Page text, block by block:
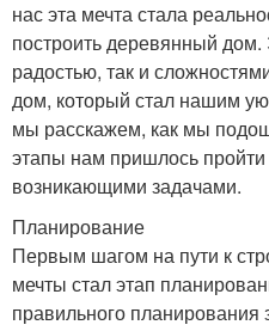
нас эта мечта стала
построить деревянный
радостью, так и
дом, который стал нашим
мы расскажем, как мы
этапы нам пришлось
возникающими задачами.
Планирование
Первым шагом на пути к
мечты стал этап
правильного планирования